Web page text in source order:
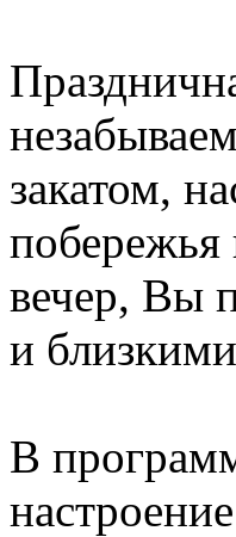
закатом,
побережья
вечер, Вы
и
В